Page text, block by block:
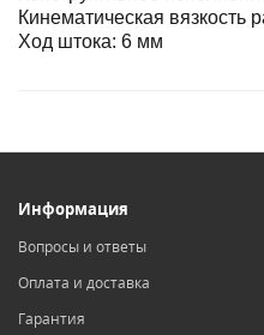
Кинематическая вязкость
Ход штока: 6 мм
Информация
Вопросы и ответы
Оплата и доставка
Гарантия